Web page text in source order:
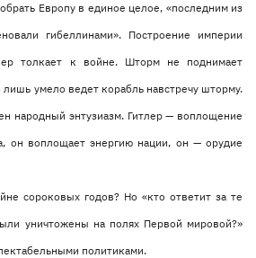
Европу в единое целое, «последним из
гибеллинами». Построение империи
толкает к войне. Шторм не поднимает
лишь умело ведет корабль навстречу шторму.
народный энтузиазм. Гитлер — воплощение
он воплощает энергию нации, он — орудие
сороковых годов? Но «кто ответит за те
уничтожены на полях Первой мировой?»
политиками.